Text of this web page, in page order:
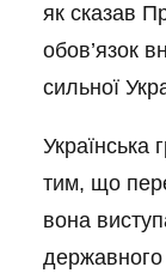
як сказав
обов’язок
сильної
Українська
тим, що
вона
державного